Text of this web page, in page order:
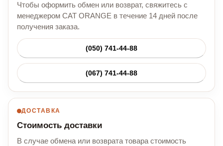
Чтобы оформить обмен или возврат, свяжитесь с
менеджером CAT ORANGE в течение 14 дней после
получения заказа.
(050) 741-44-88
(067) 741-44-88
ДОСТАВКА
Стоимость доставки
В случае обмена или возврата товара стоимость